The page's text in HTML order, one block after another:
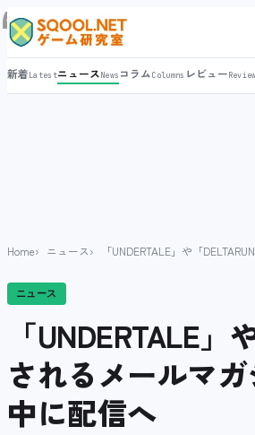
新着LatestニュースNews コラムColumns レビュー
Home ニュース 「UNDERTALE」や「
ニュース
「UNDERTALE
されるメールマ
中に配信へ